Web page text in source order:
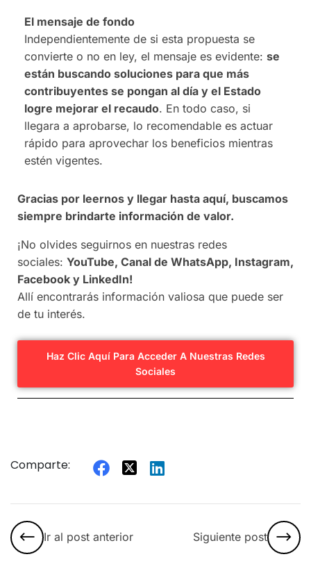
El mensaje de fondo
Independientemente de si esta propuesta se
convierte o no en ley, el mensaje es evidente: se
están buscando soluciones para que más
contribuyentes se pongan al día y el Estado
logre mejorar el recaudo. En todo caso, si
llegara a aprobarse, lo recomendable es actuar
rápido para aprovechar los beneficios mientras
estén vigentes.
Gracias por leernos y llegar hasta aquí, buscamos
siempre brindarte información de valor.
¡No olvides seguirnos en nuestras redes
sociales: YouTube, Canal de WhatsApp, Instagram,
Facebook y LinkedIn!
Allí encontrarás información valiosa que puede ser
de tu interés.
Haz Clic Aquí Para Acceder A Nuestras Redes
Sociales
Comparte:
Ir al post anterior Siguiente post